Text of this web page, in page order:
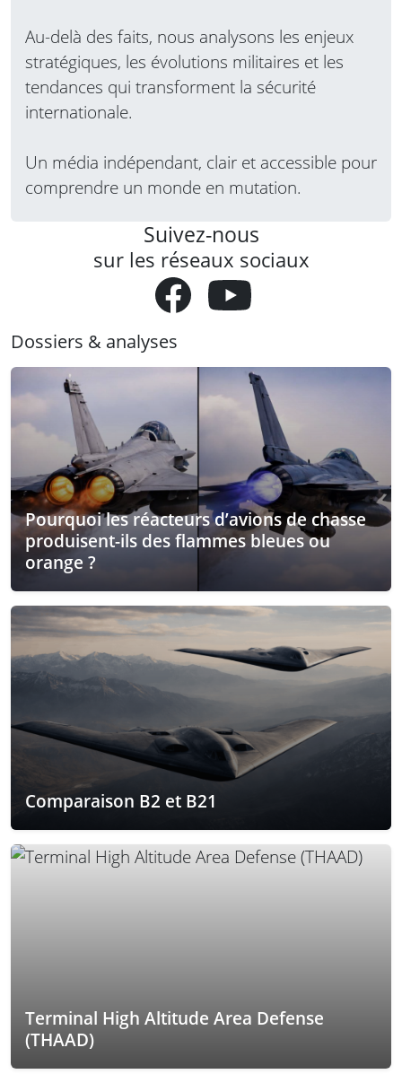
Au-delà des faits, nous analysons les enjeux
stratégiques, les évolutions militaires et les
tendances qui transforment la sécurité
internationale.
Un média indépendant, clair et accessible pour
comprendre un monde en mutation.
Suivez-nous
sur les réseaux sociaux
Dossiers & analyses
Pourquoi les réacteurs d’avions de chasse
produisent-ils des flammes bleues ou
orange ?
Comparaison B2 et B21
Terminal High Altitude Area Defense
(THAAD)